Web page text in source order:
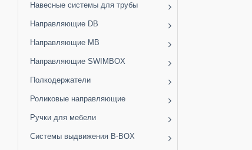
Навесные системы для трубы
Направляющие DB
Направляющие MB
Направляющие SWIMBOX
Полкодержатели
Роликовые направляющие
Ручки для мебели
Системы выдвижения B-BOX